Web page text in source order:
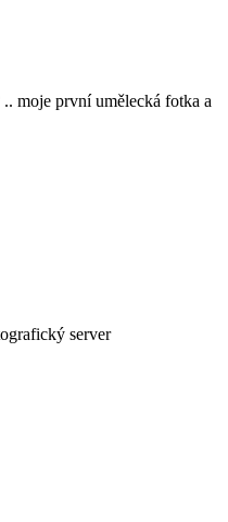
.. moje první umělecká fotka a
server